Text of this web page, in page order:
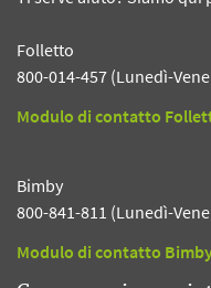
Folletto
800-014-457 (Lunedì-
Modulo di contatto
Bimby
800-841-811 (Lunedì-
Modulo di contatto